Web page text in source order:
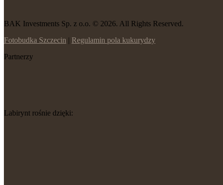
BAK Investments Sp. z o.o. © 2026. All Rights Reserved.
Fotobudka Szczecin | Regulamin pola kukurydzy
Partnerzy
Labirynt rośnie dzięki: